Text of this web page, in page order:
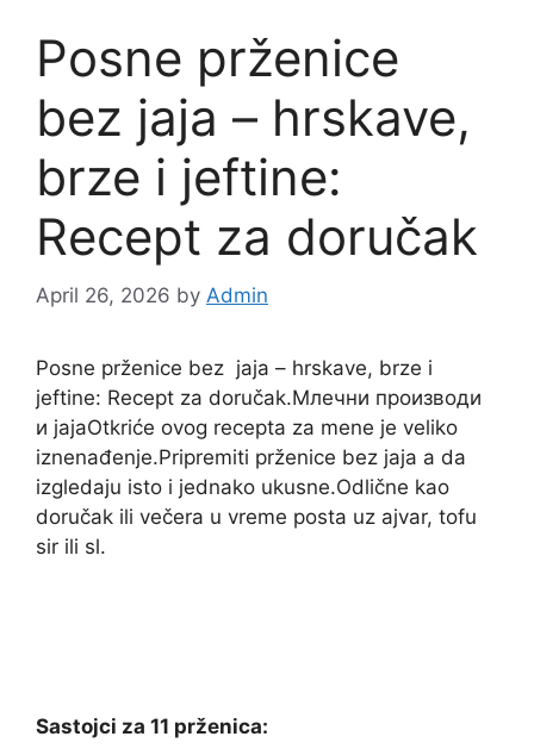
Posne prženice
bez jaja – hrskave,
brze i jeftine:
Recept za doručak
April 26, 2026 by Admin
Posne prženice bez jaja – hrskave, brze i
jeftine: Recept za doručak.Млечни производи
и јајаOtkriće ovog recepta za mene je veliko
iznenađenje.Pripremiti prženice bez jaja a da
izgledaju isto i jednako ukusne.Odlične kao
doručak ili večera u vreme posta uz ajvar, tofu
sir ili sl.
Sastojci za 11 prženica: